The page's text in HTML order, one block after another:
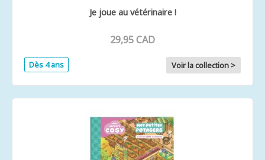
Je joue au vétérinaire !
29,95 CAD
Dès 4 ans Voir la collection >